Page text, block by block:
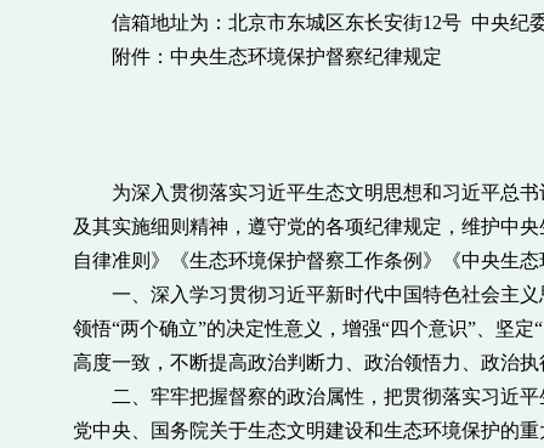
信箱地址为：北京市东城区东长安街12号 中央纪委
附件：中央生态环境保护督察纪律规定
为深入贯彻落实习近平生态文明思想和习近平总书
及其实施细则精神，遵守党的各项纪律规定，维护中
自律准则》《生态环境保护督察工作条例》《中央生
一、深入学习贯彻习近平新时代中国特色社会主义
领悟“两个确立”的决定性意义，增强“四个意识”、坚
高度一致，不断提高政治判断力、政治领悟力、政治执
二、牢牢把握督察的政治属性，把贯彻落实习近平
党中央、国务院关于生态文明建设和生态环境保护的